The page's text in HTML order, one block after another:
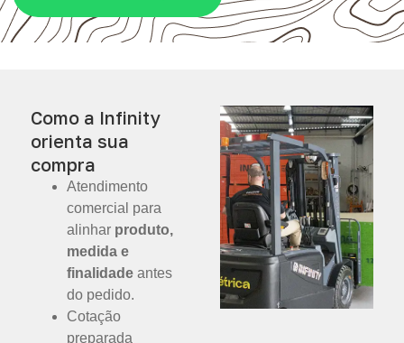
Como a Infinity
orienta sua
compra
Atendimento
comercial para
alinhar produto,
medida e
finalidade antes
do pedido.
Cotação
preparada